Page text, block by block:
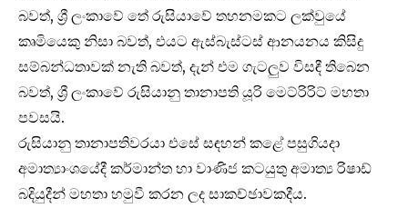
බවත්, ශ්‍රී ලංකාවේ තේ රුසියාවේ තහනමකට ලක්වුයේ
කෘමියෙකු නිසා බවත්, එයට ඇස්බැස්ටස් ආනයනය කිසිදු
සම්බන්ධතාවක් නැති බවත්, දැන් එම ගැටලුව විසඳී තිබෙන
බවත්, ශ්‍රී ලංකාවේ රුසියානු තානාපති යූරි මෙට්රිරිට් මහතා
පවසයි.
රුසියානු තානාපතිවරයා එසේ සඳහන් කළේ පසුගියදා
අමාත්‍යාංශයේදී කර්මාන්ත හා වාණිජ කටයුතු අමාත්‍ය රිෂාඩ්
බදියුදීන් මහතා හමුවී කරන ලද සාකච්ඡාවකදීය.